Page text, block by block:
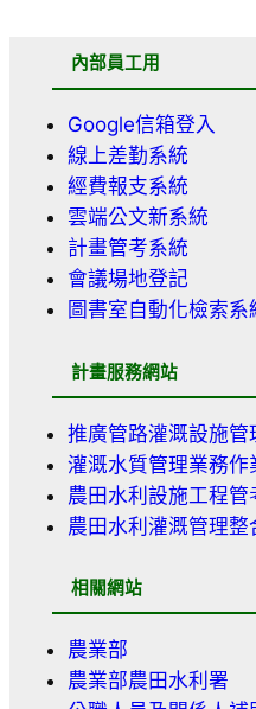
內部員工用
Google信箱登入
線上差勤系統
經費報支系統
雲端公文新系統
計畫管考系統
會議場地登記
圖書室自動化檢索系
計畫服務網站
推廣管路灌溉設施管
灌溉水質管理業務作
農田水利設施工程管
農田水利灌溉管理整
相關網站
農業部
農業部農田水利署